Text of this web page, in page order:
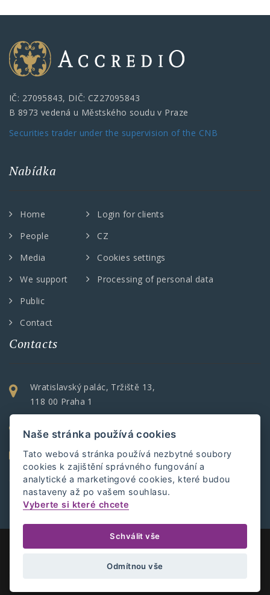
IČ: 27095843, DIČ: CZ27095843
B 8973 vedená u Městského soudu v Praze
Securities trader under the supervision of the CNB
Nabídka
Home
People
Media
We support
Public
Contact
Login for clients
CZ
Cookies settings
Processing of personal data
Contacts
Wratislavský palác, Tržiště 13,
118 00 Praha 1
accredio@accredio.cz
https://www.accredio.cz
COPYRIGHT © ACCREDIO 2021. ALL RIGHTS RESERVED.
ESTETICA ONLINE
Naše stránka používá cookies
Tato webová stránka používá nezbytné soubory
cookies k zajištění správného fungování a
analytické a marketingové cookies, které budou
nastaveny až po vašem souhlasu.
Vyberte si které chcete
Schválit vše
Odmítnou vše